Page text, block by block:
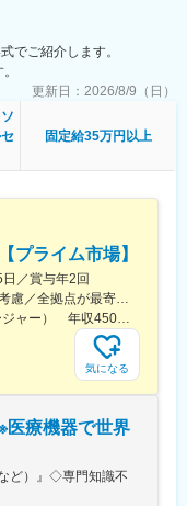
でご紹介します。
更新日： 2026/8/9（日）
固定給35万円以上
プライム市場】
／賞与年2回
気になる
療機器で世界
ど）』◇専門知識不